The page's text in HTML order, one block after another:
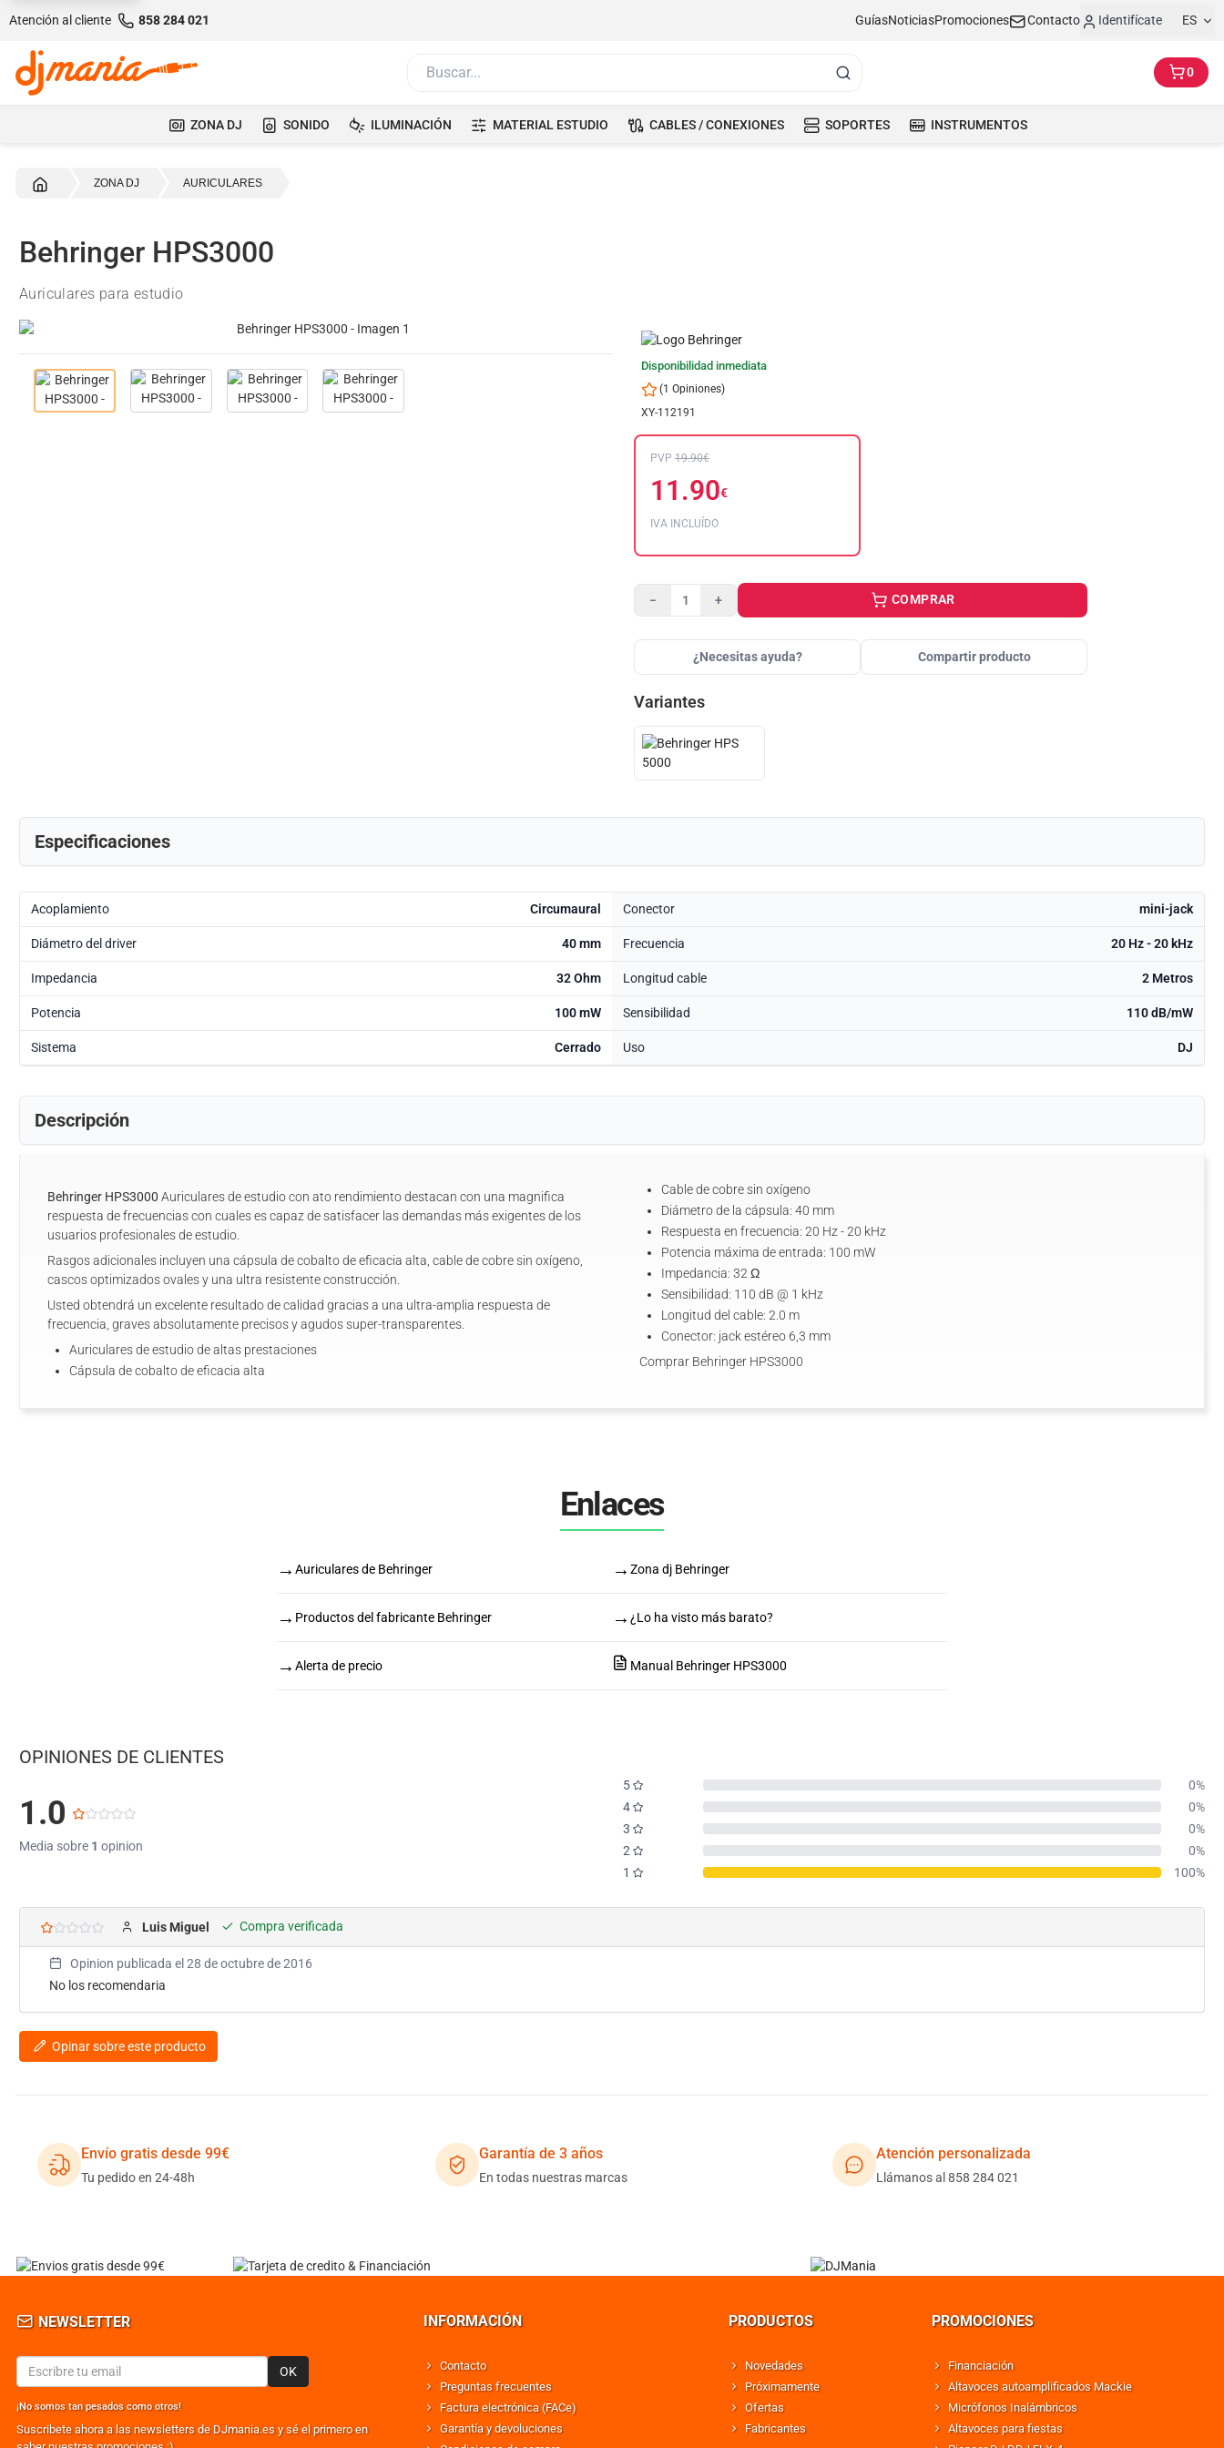
Atención al cliente 858 284 021 GuíasNoticiasPromociones Contacto Identifícate ES
0
ZONA DJ SONIDO ILUMINACIÓN MATERIAL ESTUDIO CABLES / CONEXIONES SOPORTES INSTRUMENTOS
ZONA DJ AURICULARES
Behringer HPS3000
Auriculares para estudio
Disponibilidad inmediata
(1 Opiniones)
XY-112191
PVP 19.90€
11.90€
IVA INCLUÍDO
− + COMPRAR
¿Necesitas ayuda? Compartir producto
Variantes
Especificaciones
Acoplamiento Circumaural Conector mini-jack
Diámetro del driver 40 mm Frecuencia 20 Hz - 20 kHz
Impedancia 32 Ohm Longitud cable 2 Metros
Potencia 100 mW Sensibilidad 110 dB/mW
Sistema Cerrado Uso DJ
Descripción
Behringer HPS3000 Auriculares de estudio con ato rendimiento destacan con una magnifica
respuesta de frecuencias con cuales es capaz de satisfacer las demandas más exigentes de los
usuarios profesionales de estudio.
Rasgos adicionales incluyen una cápsula de cobalto de eficacia alta, cable de cobre sin oxígeno,
cascos optimizados ovales y una ultra resistente construcción.
Usted obtendrá un excelente resultado de calidad gracias a una ultra-amplia respuesta de
frecuencia, graves absolutamente precisos y agudos super-transparentes.
Auriculares de estudio de altas prestaciones
Cápsula de cobalto de eficacia alta
Cable de cobre sin oxígeno
Diámetro de la cápsula: 40 mm
Respuesta en frecuencia: 20 Hz - 20 kHz
Potencia máxima de entrada: 100 mW
Impedancia: 32 Ω
Sensibilidad: 110 dB @ 1 kHz
Longitud del cable: 2.0 m
Conector: jack estéreo 6,3 mm
Comprar Behringer HPS3000
Enlaces
→ Auriculares de Behringer → Zona dj Behringer
→ Productos del fabricante Behringer → ¿Lo ha visto más barato?
→ Alerta de precio Manual Behringer HPS3000
OPINIONES DE CLIENTES
1.0
Media sobre 1 opinion
5
0%
4
0%
3
0%
2
0%
1
100%
Luis Miguel Compra verificada
Opinion publicada el 28 de octubre de 2016
No los recomendaria
Opinar sobre este producto
Envío gratis desde 99€
Tu pedido en 24-48h
Garantía de 3 años
En todas nuestras marcas
Atención personalizada
Llámanos al 858 284 021
NEWSLETTER
OK
¡No somos tan pesados como otros!
Suscribete ahora a las newsletters de DJmania.es y sé el primero en
INFORMACIÓN
Contacto
Preguntas frecuentes
Factura electrónica (FACe)
Garantía y devoluciones
PRODUCTOS
Novedades
Próximamente
Ofertas
Fabricantes
PROMOCIONES
Financiación
Altavoces autoamplificados Mackie
Micrófonos Inalámbricos
Altavoces para fiestas